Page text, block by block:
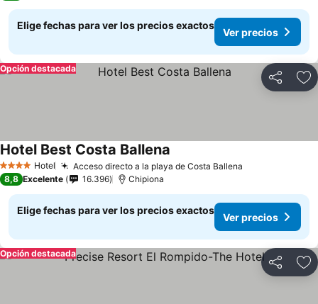
Elige fechas para ver los precios exactos
Ver precios
Compartir
Opción destacada
4 EstrellasHotel Acceso directo a la playa de Costa Ballena
Hotel Best Costa Ballena
8,8 Excelente 16.396 Chipiona
Elige fechas para ver los precios exactos
Ver precios
Compartir
Opción destacada